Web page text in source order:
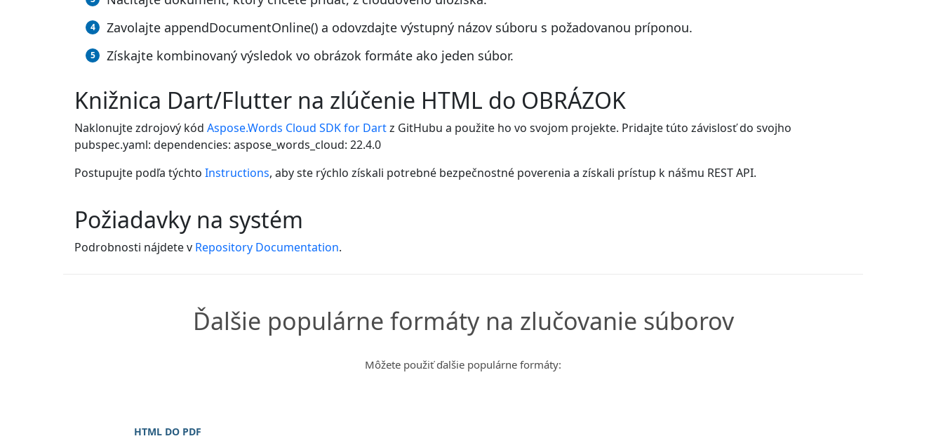
Zavolajte appendDocumentOnline() a odovzdajte výstupný názov súboru s požadovanou príponou.
Získajte kombinovaný výsledok vo obrázok formáte ako jeden súbor.
Knižnica Dart/Flutter na zlúčenie HTML do OBRÁZOK
Naklonujte zdrojový kód Aspose.Words Cloud SDK for Dartz GitHubu a použite ho vo svojom projekte. Pridajte túto závislosť do svojho
pubspec.yaml: dependencies: aspose_words_cloud: 22.4.0
Postupujte podľa týchto Instructions, aby ste rýchlo získali potrebné bezpečnostné poverenia a získali prístup k nášmu REST API.
Požiadavky na systém
Podrobnosti nájdete v Repository Documentation.
Ďalšie populárne formáty na zlučovanie súborov
Môžete použiť ďalšie populárne formáty:
HTML DO PDF